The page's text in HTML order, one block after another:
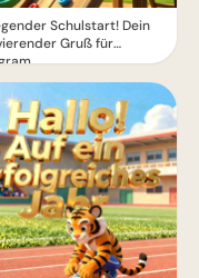
Schulstart! Dein
Gruß für